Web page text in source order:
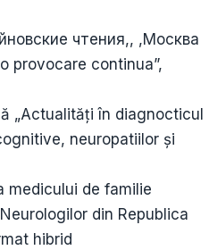
чтения,, ,Москва
provocare continua”,
„Actualități în diagnocticul
neuropatiilor și
medicului de familie
din Republica
hibrid